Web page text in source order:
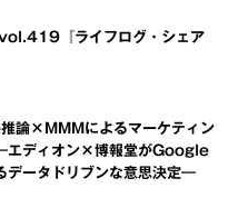
vol.419『ライフログ・シェア
推論×MMMによるマーケティン
エディオン×博報堂がGoogle
データドリブンな意思決定―